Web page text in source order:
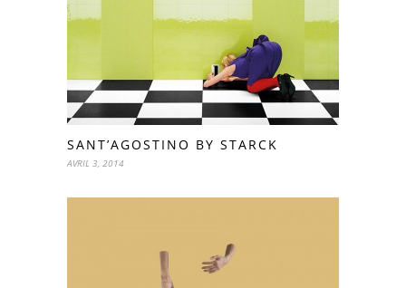
SANT’AGOSTINO BY STARCK
AVRIL 3, 2014